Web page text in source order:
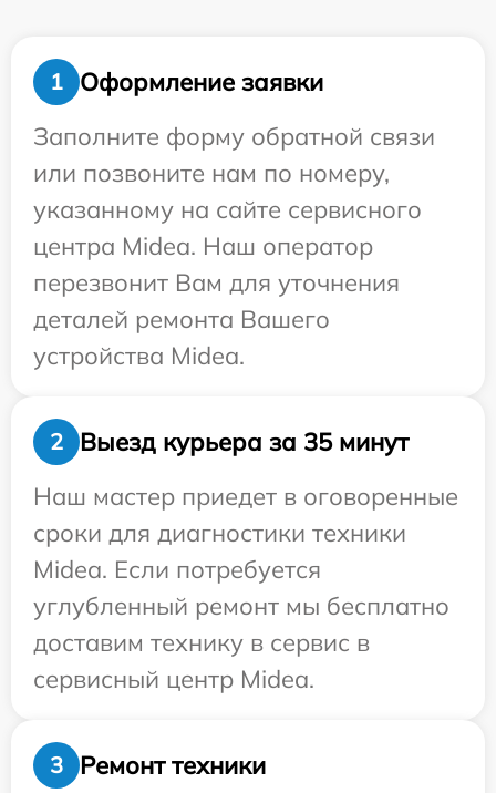
1
Оформление заявки
Заполните форму обратной связи
или позвоните нам по номеру,
указанному на сайте сервисного
центра Midea. Наш оператор
перезвонит Вам для уточнения
деталей ремонта Вашего
устройства Midea.
2
Выезд курьера за 35 минут
Наш мастер приедет в оговоренные
сроки для диагностики техники
Midea. Если потребуется
углубленный ремонт мы бесплатно
доставим технику в сервис в
сервисный центр Midea.
3
Ремонт техники